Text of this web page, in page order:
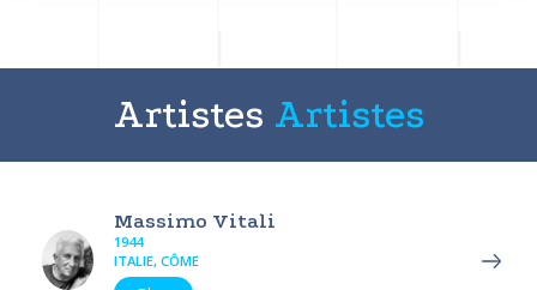
Artistes Artistes
Massimo Vitali
1944
ITALIE, CÔME